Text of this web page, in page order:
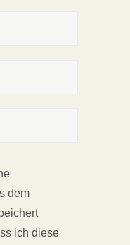
dem
ich diese